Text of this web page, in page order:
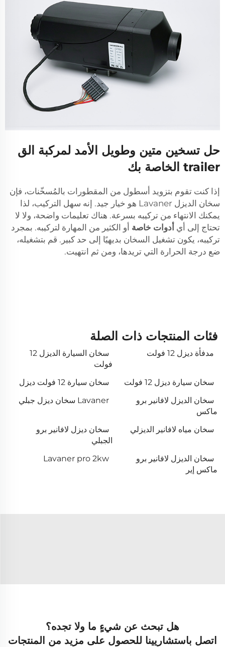
حل تسخين متين وطويل الأمد لمركبة الق
trailer الخاصة بك
إذا كنت تقوم بتزويد أسطول من المقطورات بالمُسخّنات، فإن
سخان الديزل Lavaner هو خيار جيد. إنه سهل التركيب، لذا
يمكنك الانتهاء من تركيبه بسرعة. هناك تعليمات واضحة، ولا لا
تحتاج إلى أي أدوات خاصة أو الكثير من المهارة لتركيبه. بمجرد
تركيبه، يكون تشغيل السخان بديهيًا إلى حد كبير. قم بتشغيله،
ضع درجة الحرارة التي تريدها، ومن ثم انتهيت.
فئات المنتجات ذات الصلة
مدفأة ديزل 12 فولت
سخان السيارة الديزل 12
فولت
سخان سيارة ديزل 12 فولت
سخان سيارة 12 فولت ديزل
سخان الديزل لافانير برو
ماكس
Lavaner سخان ديزل جبلي
سخان مياه لافانير الديزلي
سخان ديزل لافانير برو
الجبلي
سخان الديزل لافانير برو
ماكس إير
Lavaner pro 2kw
هل تبحث عن شيءٍ ما ولا تجده؟
اتصل باستشاريينا للحصول على مزيد من المنتجات